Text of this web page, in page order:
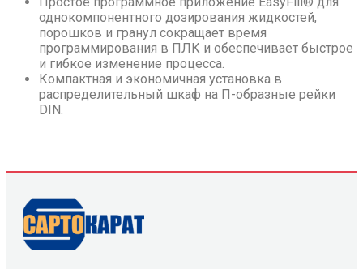
однокомпонентного дозирования жидкостей,
порошков и гранул сокращает время
программирования в ПЛК и обеспечивает быстрое
и гибкое изменение процесса.
Компактная и экономичная установка в
распределительный шкаф на П-образные рейки
DIN.